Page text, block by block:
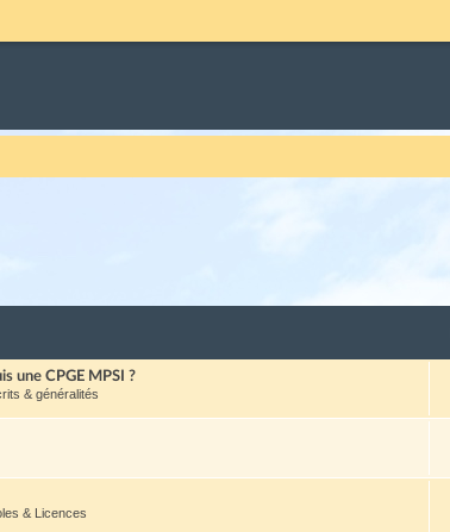
une CPGE MPSI ?
& généralités
& Licences